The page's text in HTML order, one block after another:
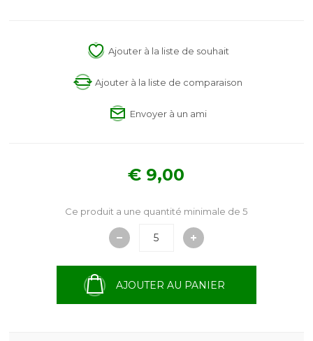
Ajouter à la liste de souhait
Ajouter à la liste de comparaison
Envoyer à un ami
€ 9,00
Ce produit a une quantité minimale de 5
AJOUTER AU PANIER